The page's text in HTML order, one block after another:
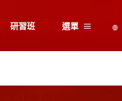
研習班 選單